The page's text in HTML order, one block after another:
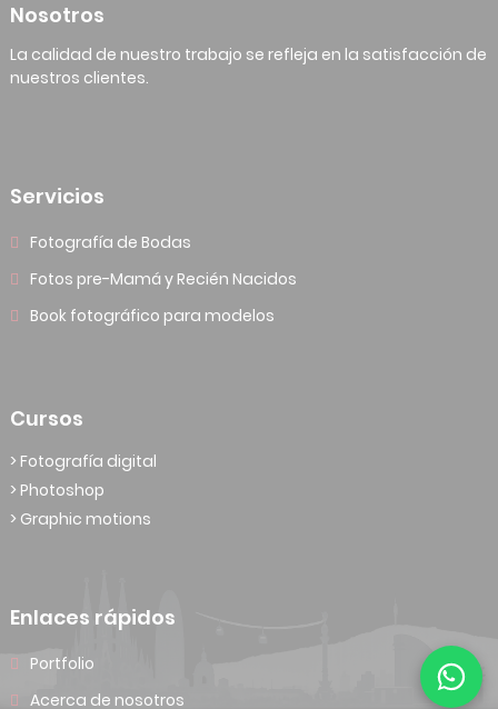
Nosotros
La calidad de nuestro trabajo se refleja en la satisfacción de
nuestros clientes.
Servicios
Fotografía de Bodas
Fotos pre-Mamá y Recién Nacidos
Book fotográfico para modelos
Cursos
> Fotografía digital
> Photoshop
> Graphic motions
Enlaces rápidos
Portfolio
Acerca de nosotros